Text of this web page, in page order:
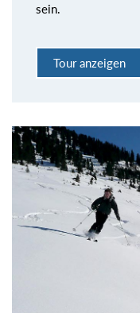
sein.
Tour anzeigen